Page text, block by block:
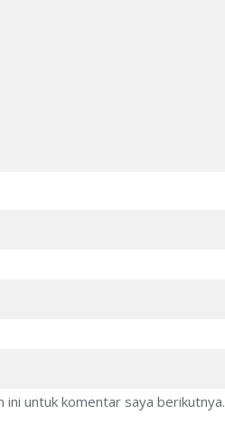
ini untuk komentar saya berikutnya.